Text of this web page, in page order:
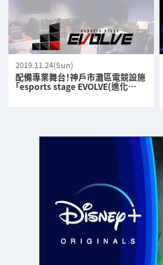
2019.11.24(Sun)
配備專業舞台！神戶市灘區電競設施
「esports stage EVOLVE(進化…